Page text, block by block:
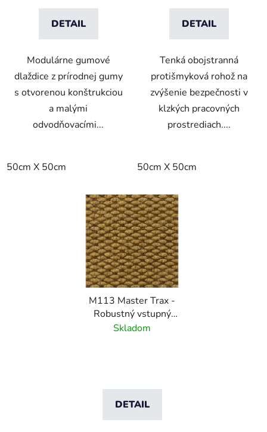
DETAIL
Modulárne gumové
dlaždice z prírodnej gumy
s otvorenou konštrukciou
a malými
odvodňovacími...
50cm X 50cm
DETAIL
Tenká obojstranná
protišmyková rohož na
zvýšenie bezpečnosti v
klzkých pracovných
prostrediach....
50cm X 50cm
M113 Master Trax -
Robustný vstupný
rohožový systém -
Skladom
DETAIL